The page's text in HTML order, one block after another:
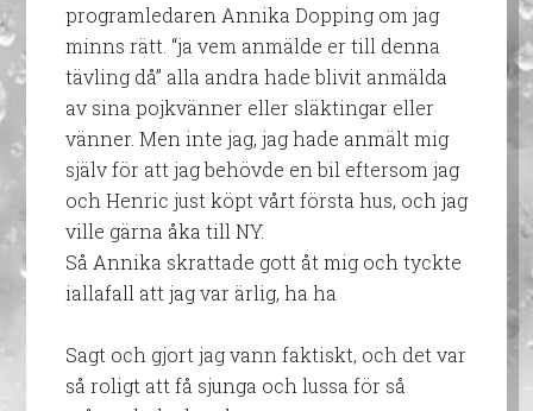
programledaren Annika Dopping om jag
minns rätt. “ja vem anmälde er till denna
tävling då” alla andra hade blivit anmälda
av sina pojkvänner eller släktingar eller
vänner. Men inte jag, jag hade anmält mig
själv för att jag behövde en bil eftersom jag
och Henric just köpt vårt första hus, och jag
ville gärna åka till NY.
Så Annika skrattade gott åt mig och tyckte
iallafall att jag var ärlig, ha ha
Sagt och gjort jag vann faktiskt, och det var
så roligt att få sjunga och lussa för så